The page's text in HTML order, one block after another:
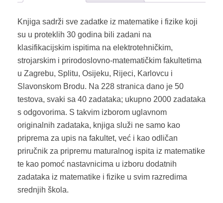
Knjiga sadrži sve zadatke iz matematike i fizike koji
su u proteklih 30 godina bili zadani na
klasifikacijskim ispitima na elektrotehničkim,
strojarskim i prirodoslovno-matematičkim fakultetima
u Zagrebu, Splitu, Osijeku, Rijeci, Karlovcu i
Slavonskom Brodu. Na 228 stranica dano je 50
testova, svaki sa 40 zadataka; ukupno 2000 zadataka
s odgovorima. S takvim izborom uglavnom
originalnih zadataka, knjiga služi ne samo kao
priprema za upis na fakultet, već i kao odličan
priručnik za pripremu maturalnog ispita iz matematike
te kao pomoć nastavnicima u izboru dodatnih
zadataka iz matematike i fizike u svim razredima
srednjih škola.